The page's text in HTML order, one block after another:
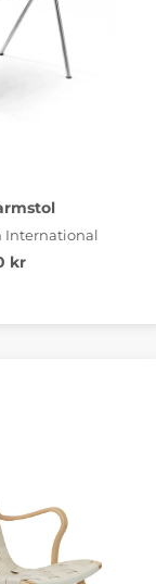
International
kr